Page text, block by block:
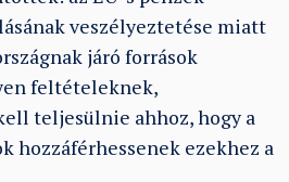
veszélyeztetése miatt
járó források
feltételeknek,
teljesülnie ahhoz, hogy a
hozzáférhessenek ezekhez a